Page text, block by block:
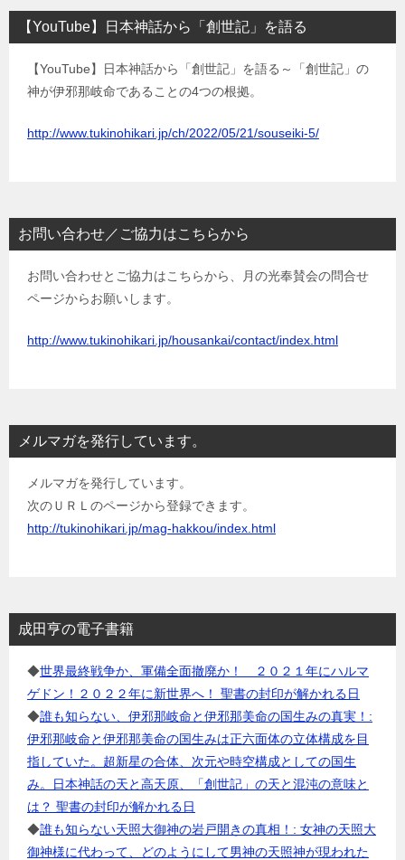
【YouTube】日本神話から「創世記」を語る
【YouTube】日本神話から「創世記」を語る～「創世記」の
神が伊邪那岐命であることの4つの根拠。
http://www.tukinohikari.jp/ch/2022/05/21/souseiki-5/
お問い合わせ／ご協力はこちらから
お問い合わせとご協力はこちらから、月の光奉賛会の問合せ
ページからお願いします。
http://www.tukinohikari.jp/housankai/contact/index.html
メルマガを発行しています。
メルマガを発行しています。
次のＵＲＬのページから登録できます。
http://tukinohikari.jp/mag-hakkou/index.html
成田亨の電子書籍
◆世界最終戦争か、軍備全面撤廃か！ ２０２１年にハルマ
ゲドン！２０２２年に新世界へ！ 聖書の封印が解かれる日
◆誰も知らない、伊邪那岐命と伊邪那美命の国生みの真実！:
伊邪那岐命と伊邪那美命の国生みは正六面体の立体構成を目
指していた。超新星の合体、次元や時空構成としての国生
み。日本神話の天と高天原、「創世記」の天と混沌の意味と
は？ 聖書の封印が解かれる日
◆誰も知らない天照大御神の岩戸開きの真相！: 女神の天照大
御神様に代わって、どのようにして男神の天照神が現われた